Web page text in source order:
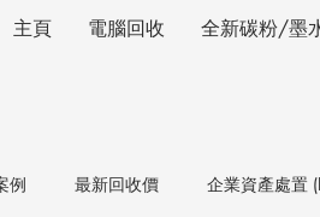
主頁 電腦回收 全新碳粉/墨
例 最新回收價 企業資產處置